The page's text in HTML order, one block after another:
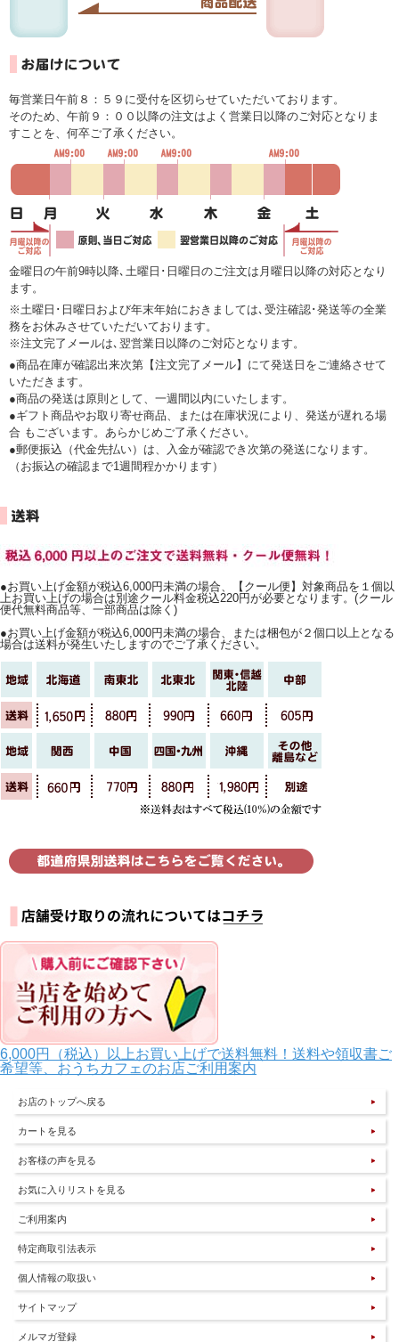
毎営業日午前８：５９に受付を区切らせていただいております。
そのため、午前９：００以降の注文はよく営業日以降のご対応となりま
すことを、何卒ご了承ください。
金曜日の午前9時以降､土曜日･日曜日のご注文は月曜日以降の対応となり
ます。
※土曜日･日曜日および年末年始におきましては､受注確認･発送等の全業
務をお休みさせていただいております。
※注文完了メールは､翌営業日以降のご対応となります。
●商品在庫が確認出来次第【注文完了メール】にて発送日をご連絡させて
いただきます。
●商品の発送は原則として、一週間以内にいたします。
●ギフト商品やお取り寄せ商品、または在庫状況により、発送が遅れる場
合 もございます。あらかじめご了承ください。
●郵便振込（代金先払い）は、入金が確認でき次第の発送になります。
（お振込の確認まで1週間程かかります）
●お買い上げ金額が税込6,000円未満の場合、【クール便】対象商品を１個以
上お買い上げの場合は別途クール料金税込220円が必要となります。(クール
便代無料商品等、一部商品は除く)
●お買い上げ金額が税込6,000円未満の場合、または梱包が２個口以上となる
場合は送料が発生いたしますのでご了承ください。
6,000円（税込）以上お買い上げで送料無料！送料や領収書ご
希望等、おうちカフェのお店ご利用案内
お店のトップへ戻る
カートを見る
お客様の声を見る
お気に入りリストを見る
ご利用案内
特定商取引法表示
個人情報の取扱い
サイトマップ
メルマガ登録